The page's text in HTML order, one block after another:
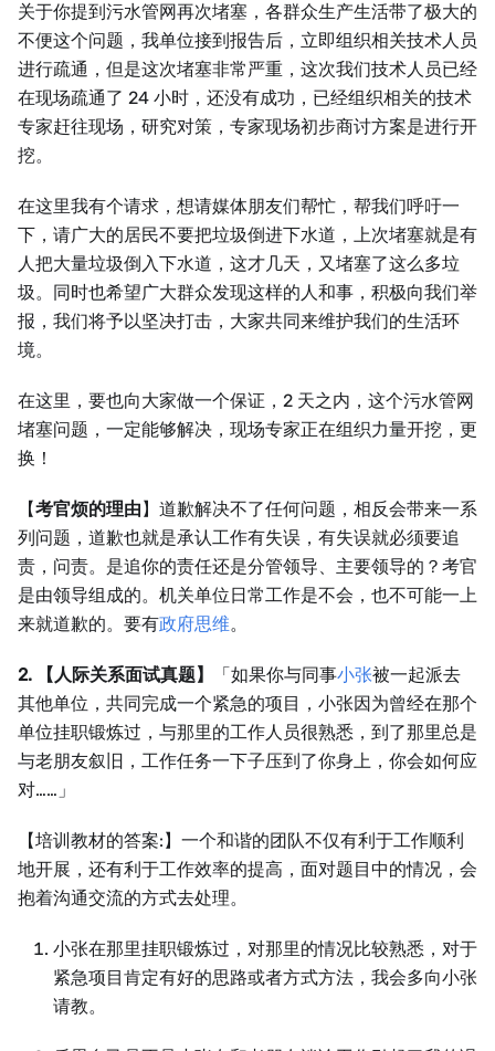
关于你提到污水管网再次堵塞，各群众生产生活带了极大的
不便这个问题，我单位接到报告后，立即组织相关技术人员
进行疏通，但是这次堵塞非常严重，这次我们技术人员已经
在现场疏通了 24 小时，还没有成功，已经组织相关的技术
专家赶往现场，研究对策，专家现场初步商讨方案是进行开
挖。
在这里我有个请求，想请媒体朋友们帮忙，帮我们呼吁一
下，请广大的居民不要把垃圾倒进下水道，上次堵塞就是有
人把大量垃圾倒入下水道，这才几天，又堵塞了这么多垃
圾。同时也希望广大群众发现这样的人和事，积极向我们举
报，我们将予以坚决打击，大家共同来维护我们的生活环
境。
在这里，要也向大家做一个保证，2 天之内，这个污水管网
堵塞问题，一定能够解决，现场专家正在组织力量开挖，更
换！
【考官烦的理由】道歉解决不了任何问题，相反会带来一系
列问题，道歉也就是承认工作有失误，有失误就必须要追
责，问责。是追你的责任还是分管领导、主要领导的？考官
是由领导组成的。机关单位日常工作是不会，也不可能一上
来就道歉的。要有政府思维。
2. 【人际关系面试真题】 「如果你与同事小张被一起派去
其他单位，共同完成一个紧急的项目，小张因为曾经在那个
单位挂职锻炼过，与那里的工作人员很熟悉，到了那里总是
与老朋友叙旧，工作任务一下子压到了你身上，你会如何应
对……」
【培训教材的答案:】一个和谐的团队不仅有利于工作顺利
地开展，还有利于工作效率的提高，面对题目中的情况，会
抱着沟通交流的方式去处理。
小张在那里挂职锻炼过，对那里的情况比较熟悉，对于
紧急项目肯定有好的思路或者方式方法，我会多向小张
请教。